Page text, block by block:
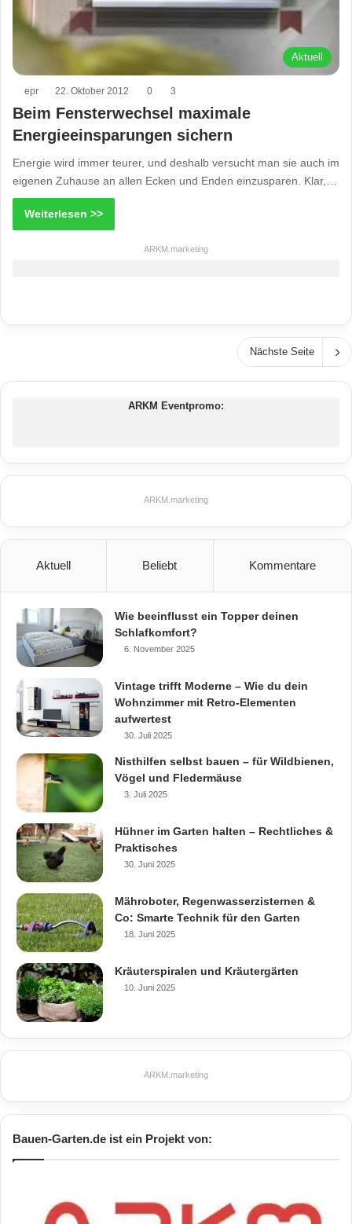
Aktuell
epr 22. Oktober 2012 0 3
Beim Fensterwechsel maximale
Energieeinsparungen sichern
Energie wird immer teurer, und deshalb versucht man sie auch im
eigenen Zuhause an allen Ecken und Enden einzusparen. Klar,…
Weiterlesen >>
ARKM.marketing
Nächste Seite
ARKM Eventpromo:
ARKM.marketing
Aktuell Beliebt Kommentare
Wie beeinflusst ein Topper deinen
Schlafkomfort?
6. November 2025
Vintage trifft Moderne – Wie du dein
Wohnzimmer mit Retro-Elementen
aufwertest
30. Juli 2025
Nisthilfen selbst bauen – für Wildbienen,
Vögel und Fledermäuse
3. Juli 2025
Hühner im Garten halten – Rechtliches &
Praktisches
30. Juni 2025
Mähroboter, Regenwasserzisternen &
Co: Smarte Technik für den Garten
18. Juni 2025
Kräuterspiralen und Kräutergärten
10. Juni 2025
ARKM.marketing
Bauen-Garten.de ist ein Projekt von: